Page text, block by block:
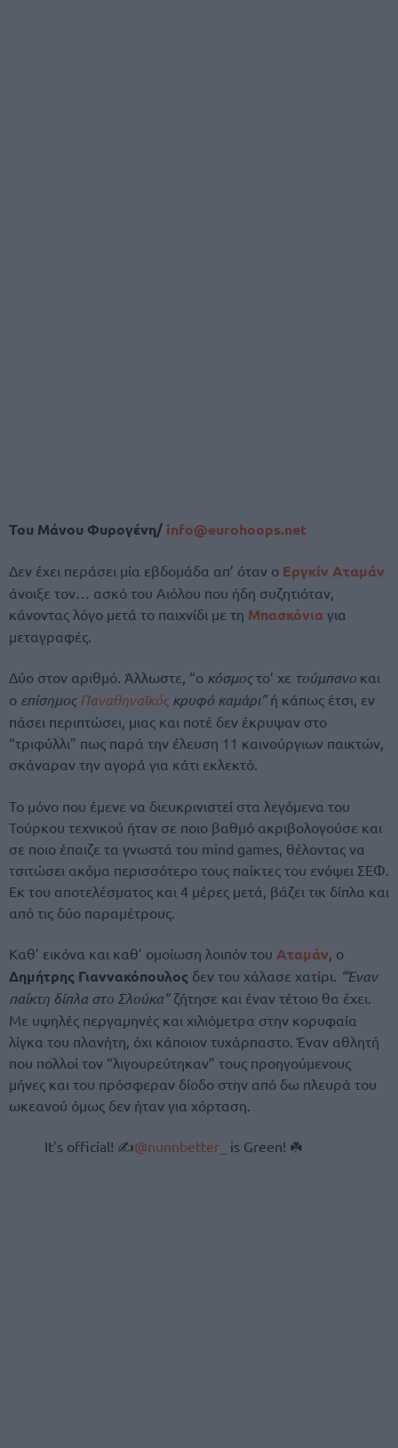
Του Μάνου Φυρογένη/ info@eurohoops.net
Δεν έχει περάσει μία εβδομάδα απ’ όταν ο Εργκίν Αταμάν
άνοιξε τον… ασκό του Αιόλου που ήδη συζητιόταν,
κάνοντας λόγο μετά το παιχνίδι με τη Μπασκόνια για
μεταγραφές.
Δύο στον αριθμό. Άλλωστε, “ο κόσμοςτο’ χε τούμπανο και
ο επίσημοςΠαναθηναϊκός κρυφό καμάρι”ή κάπως έτσι, εν
πάσει περιπτώσει, μιας και ποτέ δεν έκρυψαν στο
“τριφύλλι” πως παρά την έλευση 11 καινούργιων παικτών,
σκάναραν την αγορά για κάτι εκλεκτό.
Το μόνο που έμενε να διευκρινιστεί στα λεγόμενα του
Τούρκου τεχνικού ήταν σε ποιο βαθμό ακριβολογούσε και
σε ποιο έπαιζε τα γνωστά του mind games, θέλοντας να
τσιτώσει ακόμα περισσότερο τους παίκτες του ενόψει ΣΕΦ.
Εκ του αποτελέσματος και 4 μέρες μετά, βάζει τικ δίπλα και
από τις δύο παραμέτρους.
Καθ’ εικόνα και καθ’ ομοίωση λοιπόν του Αταμάν , ο
Δημήτρης Γιαννακόπουλος δεν του χάλασε χατίρι. “Έναν
παίκτη δίπλα στο Σλούκα”ζήτησε και έναν τέτοιο θα έχει.
Με υψηλές περγαμηνές και χιλιόμετρα στην κορυφαία
λίγκα του πλανήτη, όχι κάποιον τυχάρπαστο. Έναν αθλητή
που πολλοί τον “λιγουρεύτηκαν” τους προηγούμενους
μήνες και του πρόσφεραν δίοδο στην από δω πλευρά του
ωκεανού όμως δεν ήταν για χόρταση.
It’s official! ✍️@nunnbetter_ is Green! ☘️